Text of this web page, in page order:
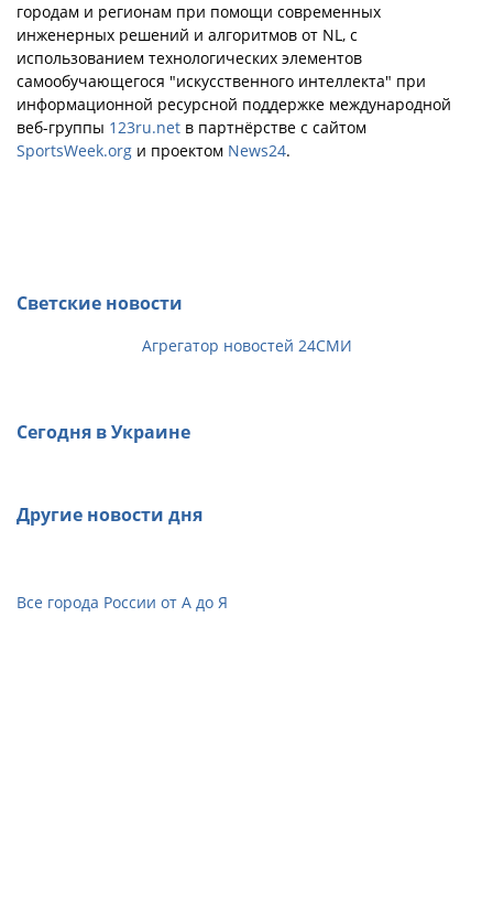
городам и регионам при помощи современных
инженерных решений и алгоритмов от NL, с
использованием технологических элементов
самообучающегося "искусственного интеллекта" при
информационной ресурсной поддержке международной
веб-группы 123ru.net в партнёрстве с сайтом
SportsWeek.org и проектом News24.
Светские новости
Агрегатор новостей 24СМИ
Сегодня в Украине
Другие новости дня
Все города России от А до Я